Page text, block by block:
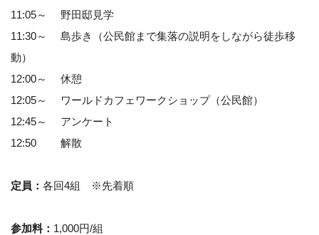
11:05～ 野田邸見学
11:30～ 島歩き（公民館まで集落の説明をしながら徒歩移
動）
12:00～ 休憩
12:05～ ワールドカフェワークショップ（公民館）
12:45～ アンケート
12:50 解散
定員： 各回4組 ※先着順
参加料： 1,000円/組